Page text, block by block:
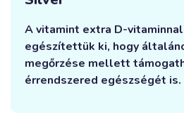
A vitamint extra D-
egészítettük ki, hogy
megőrzése mellett
érrendszered egészségét is.